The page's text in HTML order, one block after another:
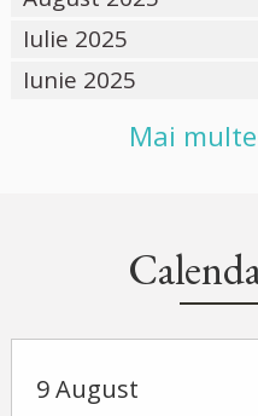
Iulie 2025
Iunie 2025
Mai
9 August